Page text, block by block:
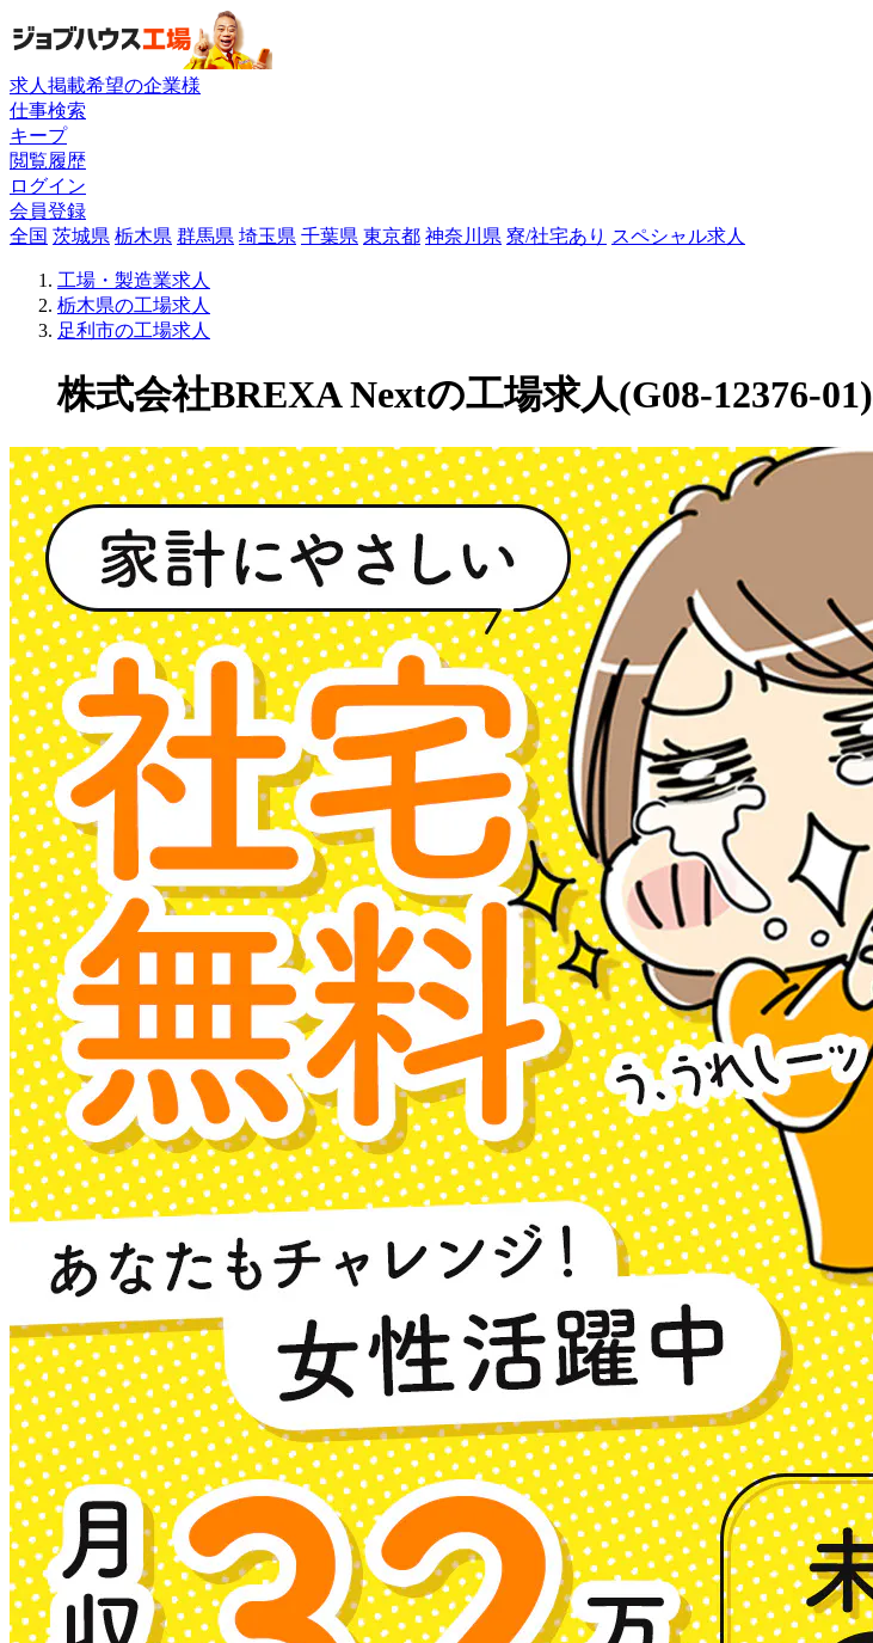
求人掲載希望の企業様
仕事検索
キープ
閲覧履歴
ログイン
会員登録
全国 茨城県 栃木県 群馬県 埼玉県 千葉県 東京都 神奈川県 寮/社宅あり スペシャル求人
工場・製造業求人
栃木県の工場求人
足利市の工場求人
株式会社BREXA Nextの工場求人(G08-12376-01)